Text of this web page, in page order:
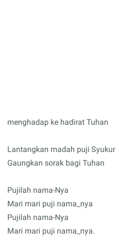
menghadap ke hadirat Tuhan
Lantangkan madah puji Syukur
Gaungkan sorak bagi Tuhan
Pujilah nama-Nya
Mari mari puji nama_nya
Pujilah nama-Nya
Mari mari puji nama_nya.